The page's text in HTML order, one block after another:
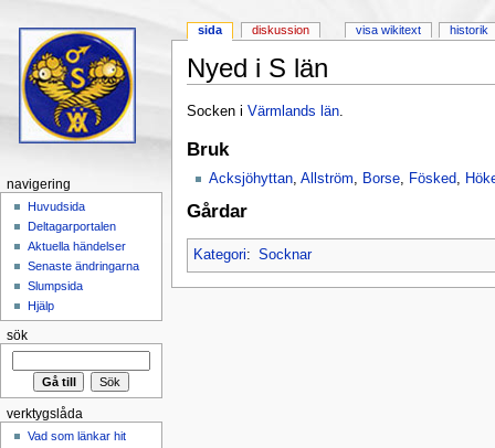
Nyed i S län
Socken i Värmlands län.
Bruk
Acksjöhyttan, Allström, Borse, Fösked,
Gårdar
Kategori: Socknar
sida diskussion visa wikitext historik
navigering
Huvudsida
Deltagarportalen
Aktuella händelser
Senaste ändringarna
Slumpsida
Hjälp
sök
verktygslåda
Vad som länkar hit